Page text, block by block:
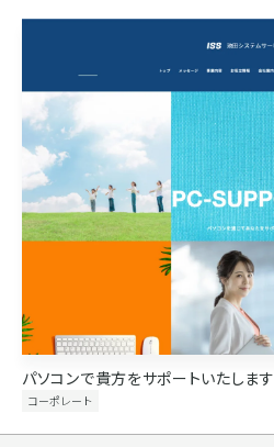
パソコンで貴方をサポートいたします
コーポレート